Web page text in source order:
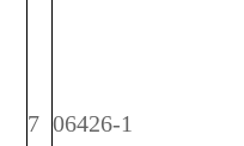
7 06426-1